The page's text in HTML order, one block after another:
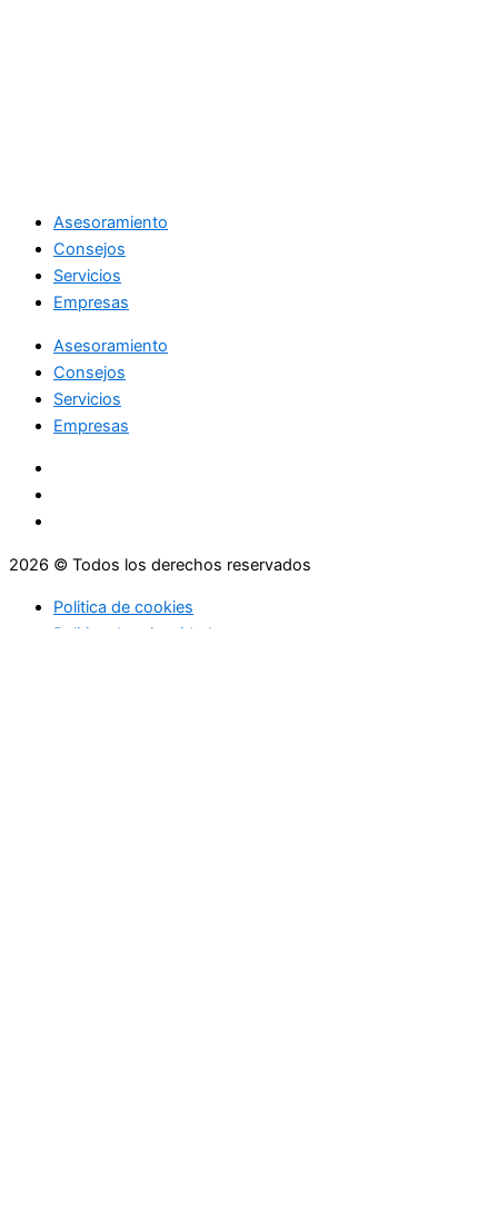
Asesoramiento
Consejos
Servicios
Empresas
Asesoramiento
Consejos
Servicios
Empresas
2026 © Todos los derechos reservados
Politica de cookies
Politica de privacidad